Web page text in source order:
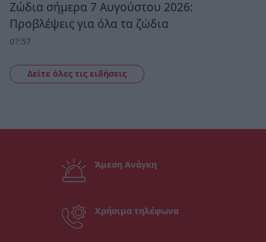
Ζώδια σήμερα 7 Αυγούστου 2026:
Προβλέψεις για όλα τα ζώδια
07:57
Δείτε όλες τις ειδήσεις
Άμεση Ανάγκη
Χρήσιμα τηλέφωνα